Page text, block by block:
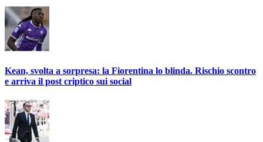
Kean, svolta a sorpresa: la Fiorentina lo blinda. Rischio scontro
e arriva il post criptico sui social